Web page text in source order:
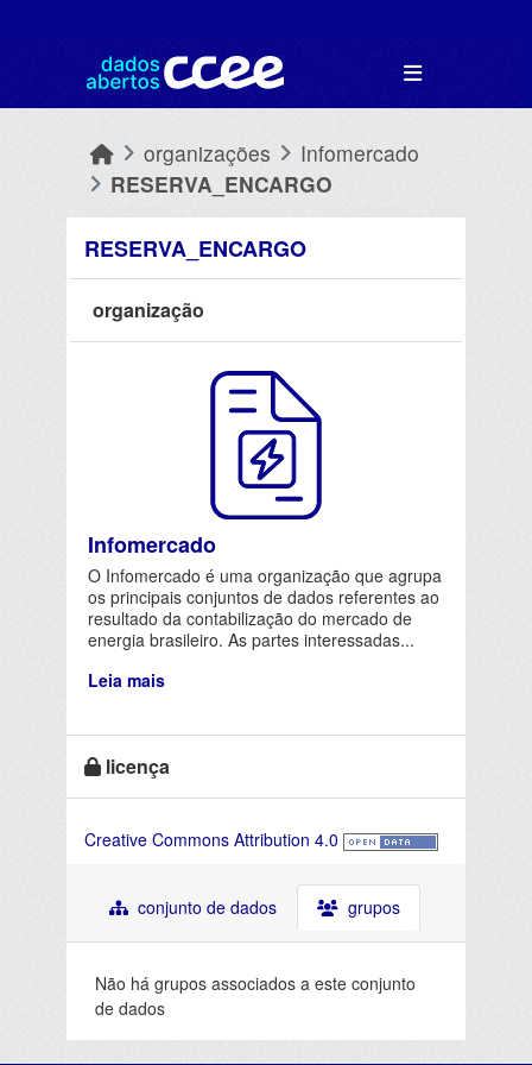
organizações
Infomercado
RESERVA_ENCARGO
RESERVA_ENCARGO
organização
Infomercado
O Infomercado é uma organização que agrupa
os principais conjuntos de dados referentes ao
resultado da contabilização do mercado de
energia brasileiro. As partes interessadas...
Leia mais
licença
Creative Commons Attribution 4.0
conjunto de dados grupos
Não há grupos associados a este conjunto
de dados